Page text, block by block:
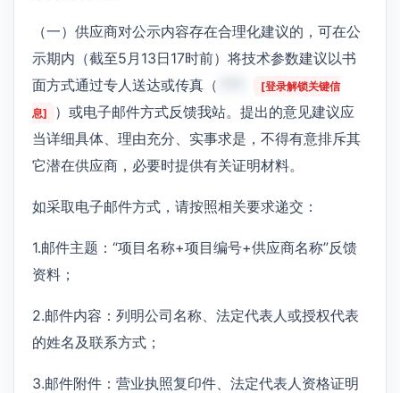
（一）供应商对公示内容存在合理化建议的，可在公
示期内（截至5月13日17时前）将技术参数建议以书
面方式通过专人送达或传真（
[登录解锁关键信
息]
）或电子邮件方式反馈我站。提出的意见建议应
当详细具体、理由充分、实事求是，不得有意排斥其
它潜在供应商，必要时提供有关证明材料。
如采取电子邮件方式，请按照相关要求递交：
1.邮件主题：“项目名称+项目编号+供应商名称”反馈
资料；
2.邮件内容：列明公司名称、法定代表人或授权代表
的姓名及联系方式；
3.邮件附件：营业执照复印件、法定代表人资格证明